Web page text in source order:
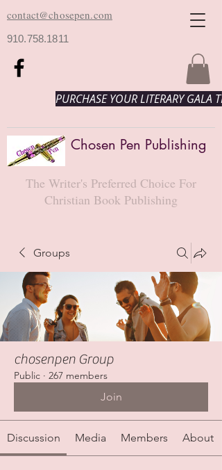
contact@chosepen.com
910.758.1811
PURCHASE YOUR LITERARY GALA
Chosen Pen Publishing
The Writer's Preferred Choice For
Christian Book Publishing
Groups
chosenpen Group
Public · 267 members
Join
Discussion Media Members About